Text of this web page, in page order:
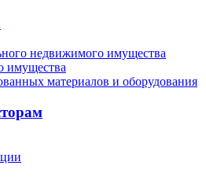
недвижимого имущества
имущества
материалов и оборудования